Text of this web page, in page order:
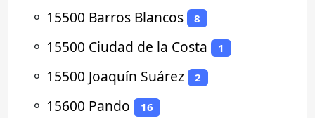
⚬ 15500 Barros Blancos 8
⚬ 15500 Ciudad de la Costa 1
⚬ 15500 Joaquín Suárez 2
⚬ 15600 Pando 16